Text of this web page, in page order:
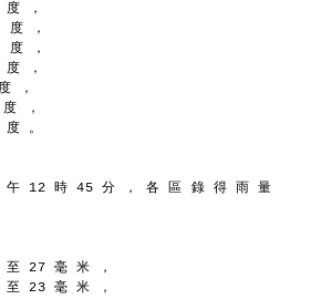
，
，
，
，
，
，
。
12 時 45 分 ， 各 區 錄 得 雨 量
27 毫 米 ，
23 毫 米 ，